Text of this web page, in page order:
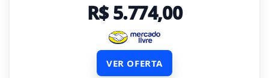
R$ 5.774,00
VER OFERTA